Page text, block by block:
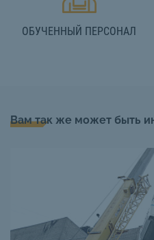
ОБУЧЕННЫЙ ПЕРСОНАЛ
Вам так же может быть